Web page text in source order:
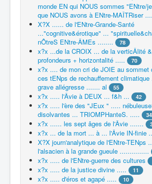
monde EN qui NOUS sommes "ENtre/
que NOUS avons à ENtre-MAÎTRiser
X?X ...... de l'ENtre-Grande-Santé
..."cognitive&érotique" ...
nÔtreS ENtre-ÂMEs ........
78
x?x ...de la CROIX ... de la verticÂlité
profondeurs + horizontalité .....
70
x?x .... de mon cri de JOIE au sommet
ces tENps de rechauffement
grave allégresse ....... al
55
x?x ..... l'Âvie à DEUX ... f&h ... 42
x?x ..... l'ère des "JEux " .....
disolvantes ... TRIOMPHanteS. .....
34
x?x ...... les sept âges de l'Âvie .......
x?x ... de la mort ... à ... l'Âvie IN-finie
X?X journ'analytique de l'ENtre-TENps
l'alsacien à la grande gueule ...............
x?x ..... de l'ENtre-guerre des cultures
x?x ..... de la justice divine ..... 11
x?x ..... d'éros et agapé ..... 10